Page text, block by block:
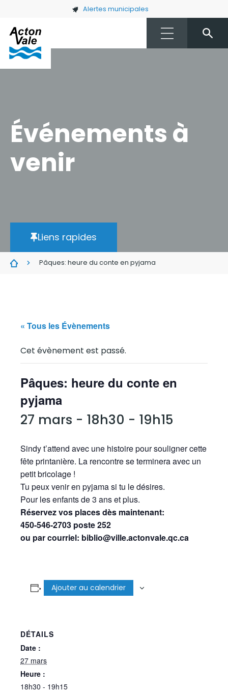
Skip to main content Alertes municipales
Événements à
venir
Liens rapides
Pâques: heure du conte en pyjama
« Tous les Évènements
Cet évènement est passé.
Pâques: heure du conte en
pyjama
27 mars - 18h30 - 19h15
Sindy t’attend avec une histoire pour souligner cette
fête printanière. La rencontre se terminera avec un
petit bricolage !
Tu peux venir en pyjama si tu le désires.
Pour les enfants de 3 ans et plus.
Réservez vos places dès maintenant:
450-546-2703 poste 252
ou par courriel: biblio@ville.actonvale.qc.ca
Ajouter au calendrier
DÉTAILS
Date :
27 mars
Heure :
18h30 - 19h15